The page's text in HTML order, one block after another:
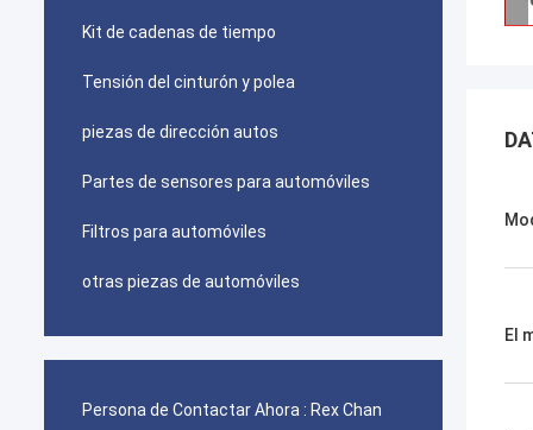
Kit de cadenas de tiempo
Tensión del cinturón y polea
piezas de dirección autos
Partes de sensores para automóviles
Filtros para automóviles
otras piezas de automóviles
Persona de Contactar Ahora : Rex Chan
El